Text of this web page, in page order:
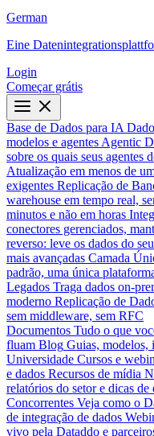
German
Eine
Login
Começar grátis
Base de Dados para IA
modelos e agentes Agentic
sobre os quais seus agentes
Atualização em menos de
exigentes Replicação de
warehouse em tempo real,
minutos e não em horas
conectores gerenciados,
reverso: leve os dados do
mais avançadas Camada
padrão, uma única
Legados Traga dados on-
moderno Replicação de
sem middleware, sem RFC
Documentos Tudo o que
fluam Blog Guias, modelos,
Universidade Cursos e
e dados Recursos de mídia
relatórios do setor e dicas de
Concorrentes Veja como o
de integração de dados
vivo pela Dataddo e